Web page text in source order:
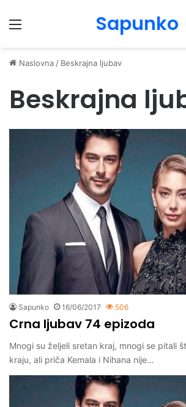
Menu Sapunko
Naslovna / Beskrajna ljubav
Beskrajna
Sapunko 16/06/2017 506
Crna ljubav 74 epizoda
Mnogi su željeli sretan kraj, mnogi se pitali
kraju, ali priča Kemala i Nihana nije…